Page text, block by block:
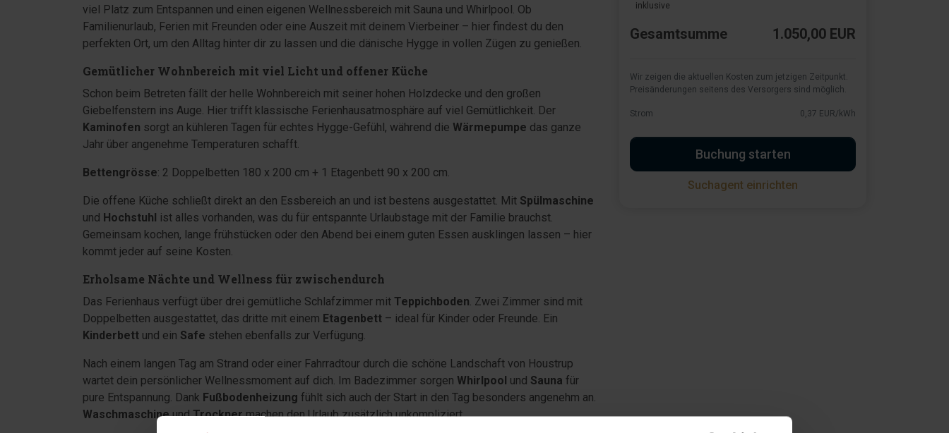
viel Platz zum Entspannen und einen eigenen Wellnessbereich mit Sauna und Whirlpool. Ob
Familienurlaub, Ferien mit Freunden oder eine Auszeit mit deinem Vierbeiner – hier findest du den
perfekten Ort, um den Alltag hinter dir zu lassen und die dänische Hygge in vollen Zügen zu genießen.
Gemütlicher Wohnbereich mit viel Licht und offener Küche
Schon beim Betreten fällt der helle Wohnbereich mit seiner hohen Holzdecke und den großen
Giebelfenstern ins Auge. Hier trifft klassische Ferienhausatmosphäre auf viel Gemütlichkeit. Der
Kaminofen sorgt an kühleren Tagen für echtes Hygge-Gefühl, während die Wärmepumpe das ganze
Jahr über angenehme Temperaturen schafft.
Bettengrösse: 2 Doppelbetten 180 x 200 cm + 1 Etagenbett 90 x 200 cm.
Die offene Küche schließt direkt an den Essbereich an und ist bestens ausgestattet. Mit Spülmaschine
und Hochstuhl ist alles vorhanden, was du für entspannte Urlaubstage mit der Familie brauchst.
Gemeinsam kochen, lange frühstücken oder den Abend bei einem guten Essen ausklingen lassen – hier
kommt jeder auf seine Kosten.
Erholsame Nächte und Wellness für zwischendurch
Das Ferienhaus verfügt über drei gemütliche Schlafzimmer mit Teppichboden. Zwei Zimmer sind mit
Doppelbetten ausgestattet, das dritte mit einem Etagenbett – ideal für Kinder oder Freunde. Ein
Kinderbett und ein Safe stehen ebenfalls zur Verfügung.
Nach einem langen Tag am Strand oder einer Fahrradtour durch die schöne Landschaft von Houstrup
wartet dein persönlicher Wellnessmoment auf dich. Im Badezimmer sorgen Whirlpool und Sauna für
pure Entspannung. Dank Fußbodenheizung fühlt sich auch der Start in den Tag besonders angenehm an.
WaschmaschineundTrocknermachen den Urlaub zusätzlich unkompliziert.
inklusive
Gesamtsumme 1.050,00 EUR
Wir zeigen die aktuellen Kosten zum jetzigen Zeitpunkt.
Preisänderungen seitens des Versorgers sind möglich.
Strom 0,37 EUR/kWh
Buchung starten
Suchagent einrichten